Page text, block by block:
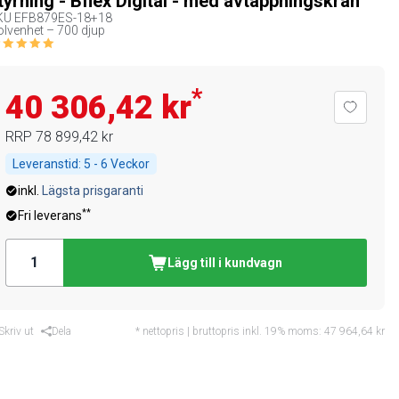
EFB879ES-18+18
– 700 djup
40 306,42 kr*
RRP 78 899,42 kr
Leveranstid: 5 - 6 Veckor
inkl.
Lägsta prisgaranti
Fri leverans**
Lägg till i kundvagn
ut Dela * nettopris | bruttopris inkl. 19% moms: 47 964,64 kr